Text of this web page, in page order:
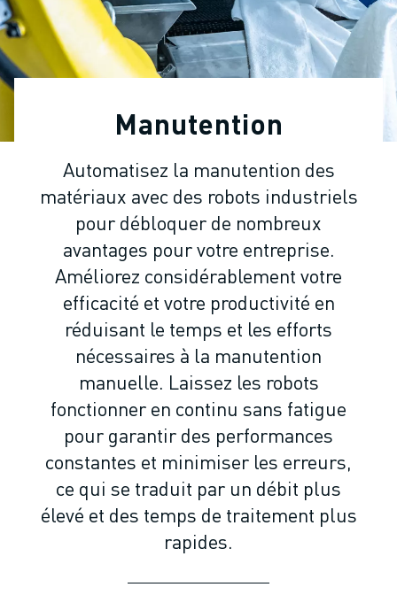
ROBOTS INDUSTRIELS
ROBOTS COLLABORATIFS
GAMME DE ROBOTS
CONTRÔLEURS DE ROBOTS
PRODUITS DE ROBOTIQUE ÉDUCATIVE
AUTOMATISATION DES ROBOTS
ROBOTS DE SOUDAGE À L'ARC
ROBOTS ARTICULÉS
SÉRIE M-900
ROBOTS DELTA
ROBOTS POUR L'ALIMENTATION ET LES SALLES BLANCHES
ROBOTS DE PEINTURE
ROBOTS PALETTISEURS
ROBOTS SCARA
CENTRES D'USINAGE CNC COMPACTS
RECHERCHE DE ROBODRILL
ROBODRILL CENTRES D'USINAGE CNC COMPACTS
ROBODRILL MATÉRIEL
LOGICIEL ROBODRILL
ROBODRILL MAINTENANCE PRÉVENTIVE
ROBODRILL ENSEMBLE DE ROBOTS
Manutention
Automatisez la manutention des
matériaux avec des robots industriels
pour débloquer de nombreux
avantages pour votre entreprise.
Améliorez considérablement votre
efficacité et votre productivité en
réduisant le temps et les efforts
nécessaires à la manutention
manuelle. Laissez les robots
fonctionner en continu sans fatigue
pour garantir des performances
constantes et minimiser les erreurs,
ce qui se traduit par un débit plus
élevé et des temps de traitement plus
rapides.